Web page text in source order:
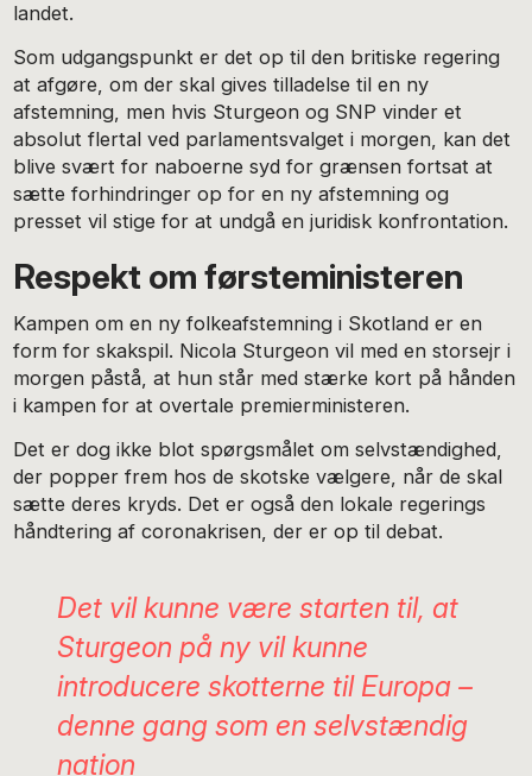
landet.
Som udgangspunkt er det op til den britiske regering
at afgøre, om der skal gives tilladelse til en ny
afstemning, men hvis Sturgeon og SNP vinder et
absolut flertal ved parlamentsvalget i morgen, kan det
blive svært for naboerne syd for grænsen fortsat at
sætte forhindringer op for en ny afstemning og
presset vil stige for at undgå en juridisk konfrontation.
Respekt om førsteministeren
Kampen om en ny folkeafstemning i Skotland er en
form for skakspil. Nicola Sturgeon vil med en storsejr i
morgen påstå, at hun står med stærke kort på hånden
i kampen for at overtale premierministeren.
Det er dog ikke blot spørgsmålet om selvstændighed,
der popper frem hos de skotske vælgere, når de skal
sætte deres kryds. Det er også den lokale regerings
håndtering af coronakrisen, der er op til debat.
Det vil kunne være starten til, at
Sturgeon på ny vil kunne
introducere skotterne til Europa –
denne gang som en selvstændig
nation